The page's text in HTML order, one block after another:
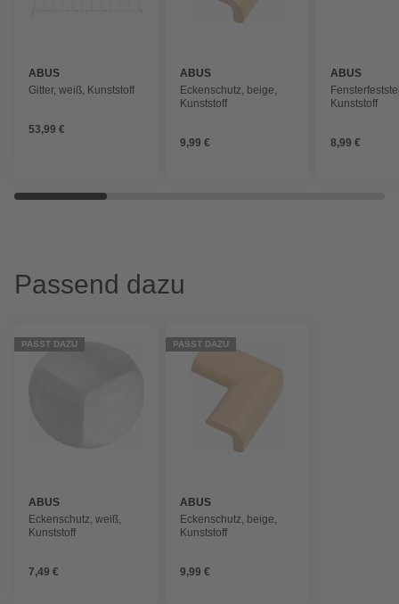
ABUS
Gitter, weiß, Kunststoff
53,99 €
ABUS
Eckenschutz, beige,
Kunststoff
9,99 €
ABUS
Kunststoff
8,99 €
Passend dazu
PASST DAZU
ABUS
Eckenschutz, weiß,
Kunststoff
7,49 €
PASST DAZU
ABUS
Eckenschutz, beige,
Kunststoff
9,99 €